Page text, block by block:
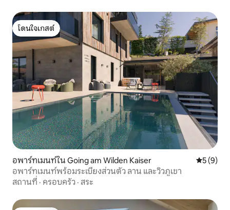
โดนใจเกสต์
โดนใจเกสต์
อพาร์ทเมนท์ใน Going am Wilden Kaiser คะแนนเฉ
5 (9)
อพาร์ทเมนท์พร้อมระเบียงส่วนตัว ลาน และวิวภูเขา
สถานที่ · ครอบครัว · สระ